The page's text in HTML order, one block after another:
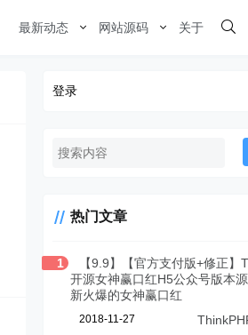
最新动态 网站源码 关于
登录
热门文章
1
【9.9】【官方支付版+修正】
开源女神赢口红H5公众号版本
新火爆的女神赢口红
2018-11-27